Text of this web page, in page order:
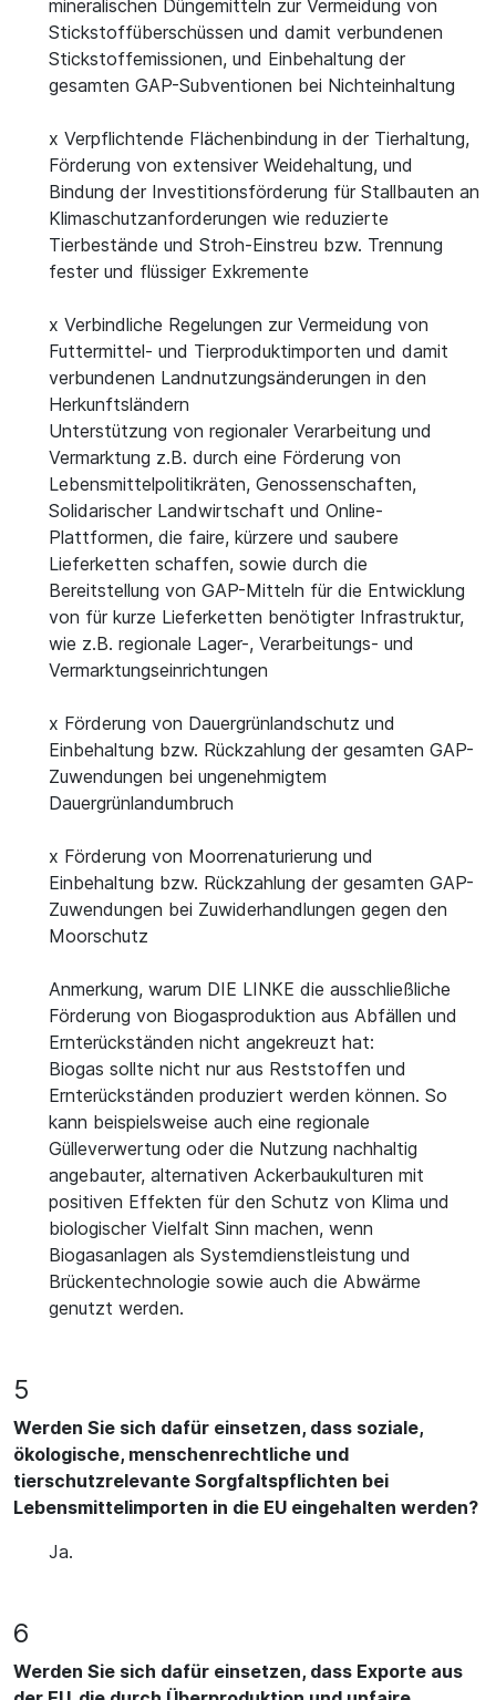
mineralischen Düngemitteln zur Vermeidung von
Stickstoffüberschüssen und damit verbundenen
Stickstoffemissionen, und Einbehaltung der
gesamten GAP-Subventionen bei Nichteinhaltung
x Verpflichtende Flächenbindung in der Tierhaltung,
Förderung von extensiver Weidehaltung, und
Bindung der Investitionsförderung für Stallbauten an
Klimaschutzanforderungen wie reduzierte
Tierbestände und Stroh-Einstreu bzw. Trennung
fester und flüssiger Exkremente
x Verbindliche Regelungen zur Vermeidung von
Futtermittel- und Tierproduktimporten und damit
verbundenen Landnutzungsänderungen in den
Herkunftsländern
Unterstützung von regionaler Verarbeitung und
Vermarktung z.B. durch eine Förderung von
Lebensmittelpolitikräten, Genossenschaften,
Solidarischer Landwirtschaft und Online-
Plattformen, die faire, kürzere und saubere
Lieferketten schaffen, sowie durch die
Bereitstellung von GAP-Mitteln für die Entwicklung
von für kurze Lieferketten benötigter Infrastruktur,
wie z.B. regionale Lager-, Verarbeitungs- und
Vermarktungseinrichtungen
x Förderung von Dauergrünlandschutz und
Einbehaltung bzw. Rückzahlung der gesamten GAP-
Zuwendungen bei ungenehmigtem
Dauergrünlandumbruch
x Förderung von Moorrenaturierung und
Einbehaltung bzw. Rückzahlung der gesamten GAP-
Zuwendungen bei Zuwiderhandlungen gegen den
Moorschutz
Anmerkung, warum DIE LINKE die ausschließliche
Förderung von Biogasproduktion aus Abfällen und
Ernterückständen nicht angekreuzt hat:
Biogas sollte nicht nur aus Reststoffen und
Ernterückständen produziert werden können. So
kann beispielsweise auch eine regionale
Gülleverwertung oder die Nutzung nachhaltig
angebauter, alternativen Ackerbaukulturen mit
positiven Effekten für den Schutz von Klima und
biologischer Vielfalt Sinn machen, wenn
Biogasanlagen als Systemdienstleistung und
Brückentechnologie sowie auch die Abwärme
genutzt werden.
5
Werden Sie sich dafür einsetzen, dass soziale,
ökologische, menschenrechtliche und
tierschutzrelevante Sorgfaltspflichten bei
Lebensmittelimporten in die EU eingehalten werden?
Ja.
6
Werden Sie sich dafür einsetzen, dass Exporte aus